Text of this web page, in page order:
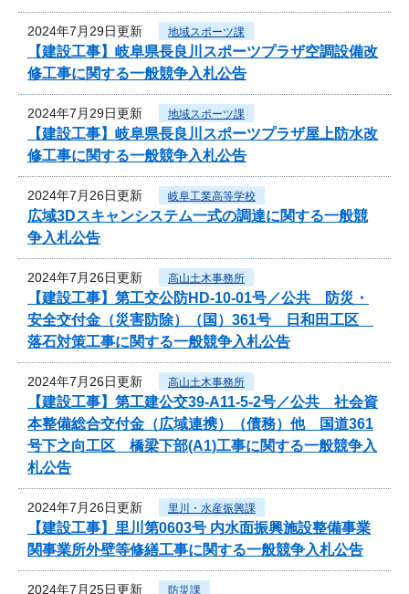
2024年7月29日更新 地域スポーツ課
【建設工事】岐阜県長良川スポーツプラザ空調設備改
修工事に関する一般競争入札公告
2024年7月29日更新 地域スポーツ課
【建設工事】岐阜県長良川スポーツプラザ屋上防水改
修工事に関する一般競争入札公告
2024年7月26日更新 岐阜工業高等学校
広域3Dスキャンシステム一式の調達に関する一般競
争入札公告
2024年7月26日更新 高山土木事務所
【建設工事】第工交公防HD-10-01号／公共 防災・
安全交付金（災害防除）（国）361号 日和田工区
落石対策工事に関する一般競争入札公告
2024年7月26日更新 高山土木事務所
【建設工事】第工建公交39-A11-5-2号／公共 社会資
本整備総合交付金（広域連携）（債務）他 国道361
号下之向工区 橋梁下部(A1)工事に関する一般競争入
札公告
2024年7月26日更新 里川・水産振興課
【建設工事】里川第0603号 内水面振興施設整備事業
関事業所外壁等修繕工事に関する一般競争入札公告
2024年7月25日更新 防災課